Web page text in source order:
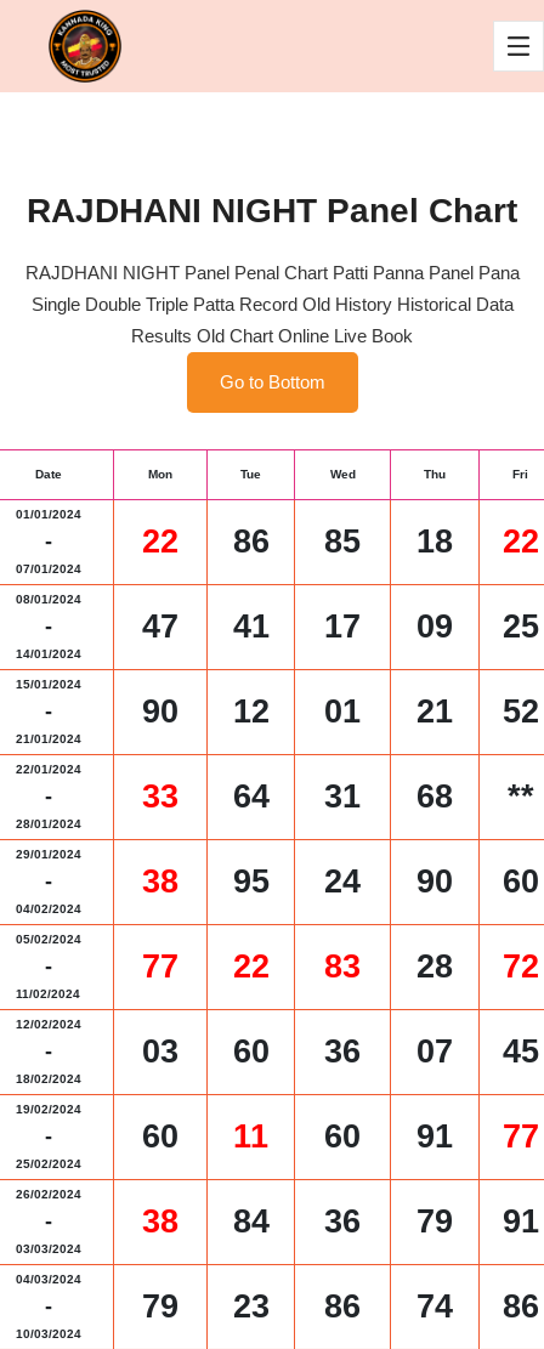
RAJDHANI NIGHT Panel Chart
RAJDHANI NIGHT Panel Penal Chart Patti Panna Panel Pana
Single Double Triple Patta Record Old History Historical Data
Results Old Chart Online Live Book
Go to Bottom
Date Mon Tue Wed Thu Fri
01/01/2024
-
07/01/2024
22 86 85 18 22
08/01/2024
-
14/01/2024
47 41 17 09 25
15/01/2024
-
21/01/2024
90 12 01 21 52
22/01/2024
-
28/01/2024
33 64 31 68 **
29/01/2024
-
04/02/2024
38 95 24 90 60
05/02/2024
-
11/02/2024
77 22 83 28 72
12/02/2024
-
18/02/2024
03 60 36 07 45
19/02/2024
-
25/02/2024
60 11 60 91 77
26/02/2024
-
03/03/2024
38 84 36 79 91
04/03/2024
-
10/03/2024
79 23 86 74 86